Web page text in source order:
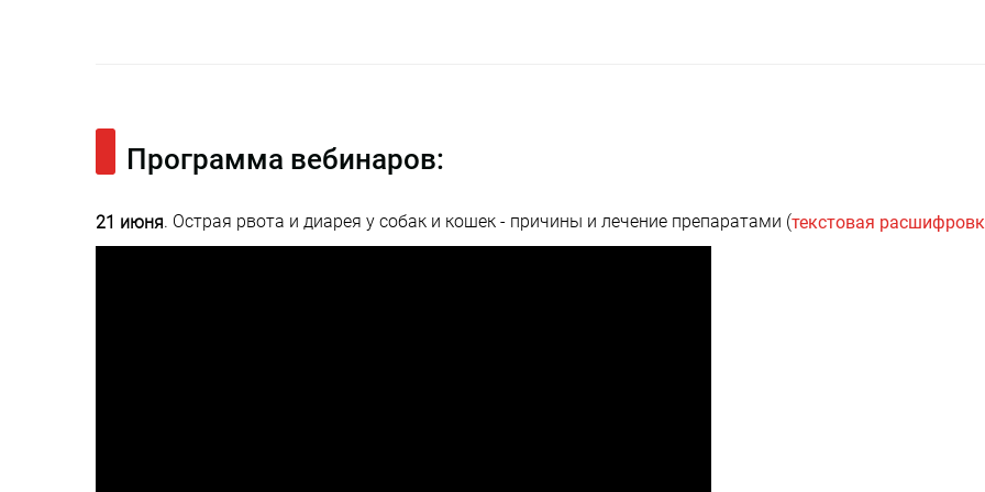
Программа вебинаров:
21 июня. Острая рвота и диарея у собак и кошек - причины и лечение препаратами (текстовая